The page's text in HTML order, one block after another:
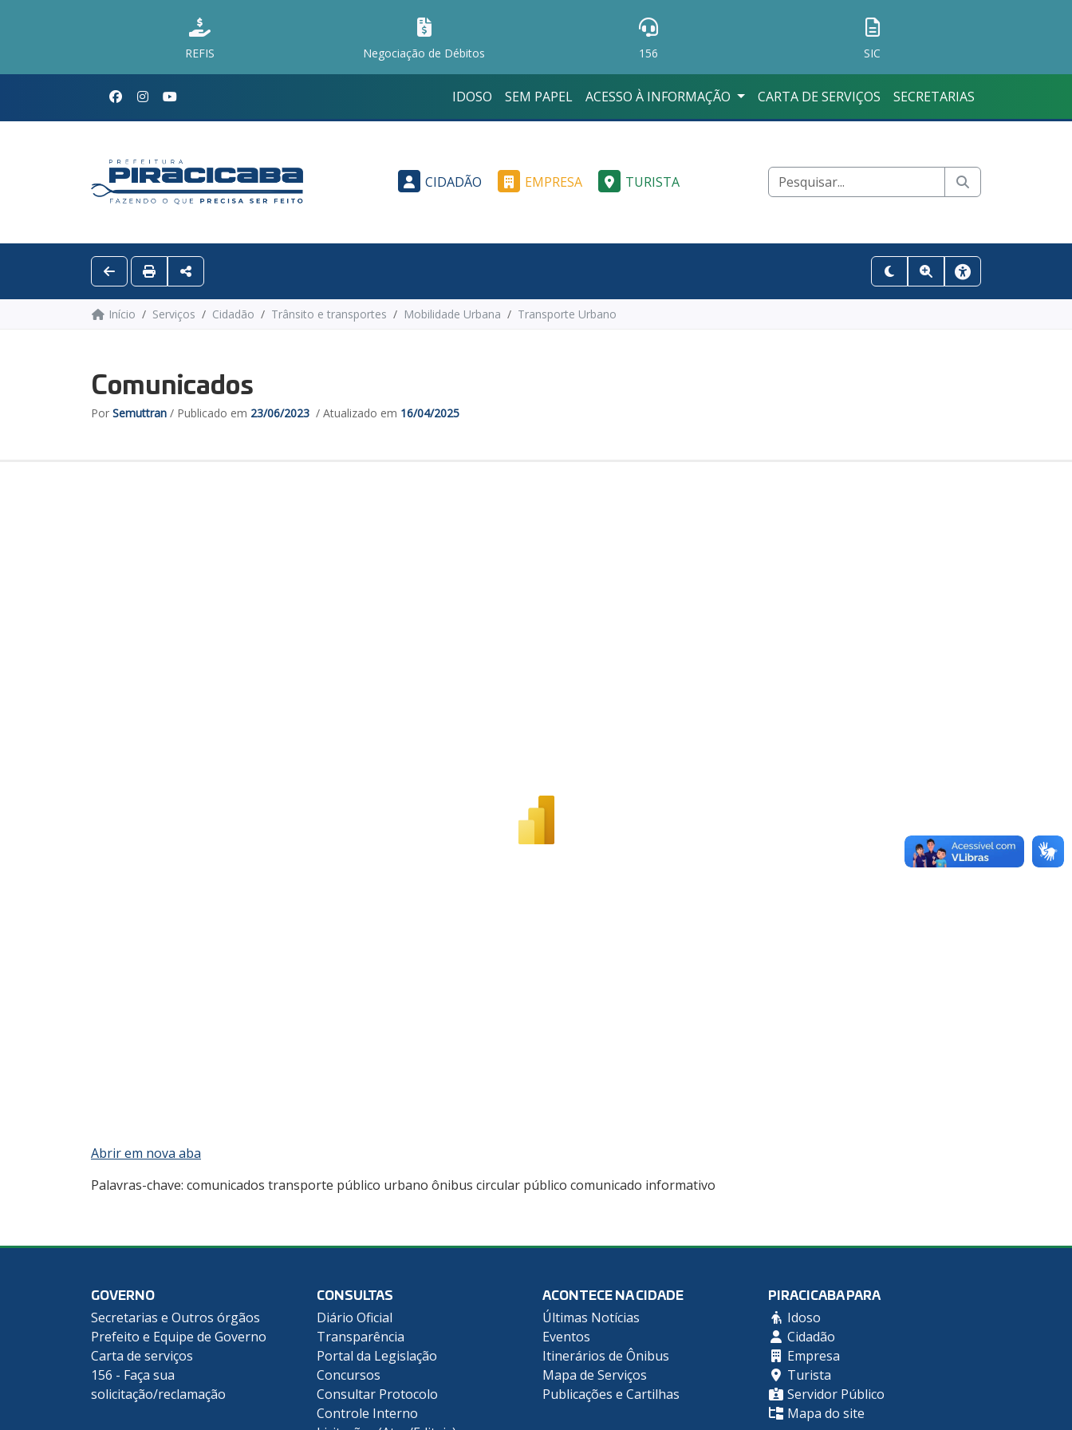
REFIS Negociação de Débitos 156 SIC
IDOSO SEM PAPEL ACESSO À INFORMAÇÃO CARTA DE SERVIÇOS SECRETARIAS
CIDADÃO EMPRESA TURISTA
Início Serviços Cidadão Trânsito e transportes Mobilidade Urbana Transporte Urbano
Comunicados
Por Semuttran / Publicado em 23/06/2023 / Atualizado em 16/04/2025
Abrir em nova aba
Palavras-chave: comunicados transporte público urbano ônibus circular público comunicado informativo
GOVERNO
Secretarias e Outros órgãos
Prefeito e Equipe de Governo
Carta de serviços
156 - Faça sua
solicitação/reclamação
CONSULTAS
Diário Oficial
Transparência
Portal da Legislação
Concursos
Consultar Protocolo
Controle Interno
ACONTECE NA CIDADE
Últimas Notícias
Eventos
Itinerários de Ônibus
Mapa de Serviços
Publicações e Cartilhas
PIRACICABA PARA
Idoso
Cidadão
Empresa
Turista
Servidor Público
Mapa do site